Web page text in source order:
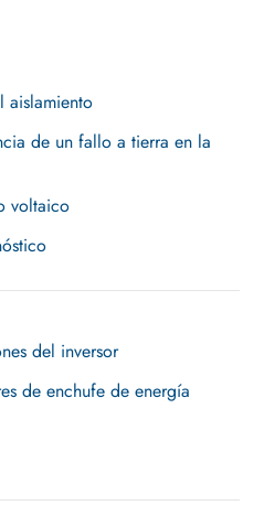
aislamiento
de un fallo a tierra en la
voltaico
del inversor
de enchufe de energía